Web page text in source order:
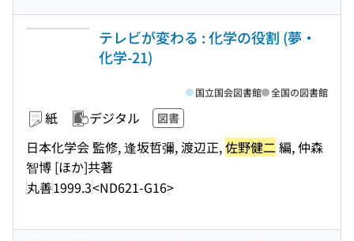
テレビが変わる : 化学の役割 (夢・
化学-21)
紙 デジタル 図書
日本化学会 監修, 逢坂哲彌, 渡辺正,佐野健二 編, 仲森
智博 [ほか]共著
丸善1999.3<ND621-G16>
国立国会図書館 全国の図書館